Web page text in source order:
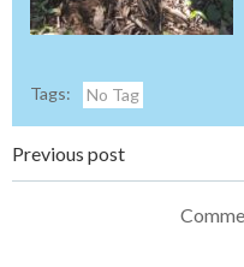
Tags: No Tag
Navegação
Previous post